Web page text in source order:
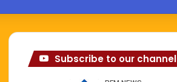
Subscribe to our channel